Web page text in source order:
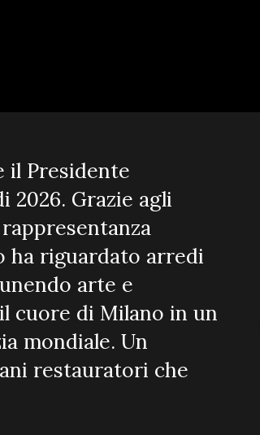
il Presidente
2026. Grazie agli
ha riguardato arredi
arte e
cuore di Milano in un
mondiale. Un
restauratori che